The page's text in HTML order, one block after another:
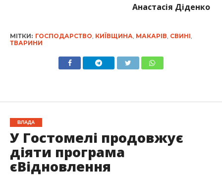
Анастасія Діденко
МІТКИ: ГОСПОДАРСТВО КИЇВЩИНА МАКАРІВ СВИНІ
ТВАРИНИ
ВЛАДА
У Гостомелі продовжує
діяти програма
єВідновлення